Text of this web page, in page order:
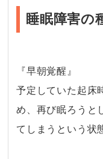
睡眠障害の
『早朝覚醒』
予定していた起床
め、再び眠ろうと
てしまうという状